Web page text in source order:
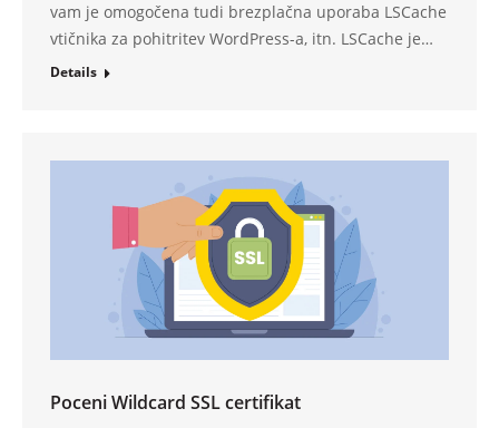
vam je omogočena tudi brezplačna uporaba LSCache
vtičnika za pohitritev WordPress-a, itn. LSCache je…
Details
Poceni Wildcard SSL certifikat